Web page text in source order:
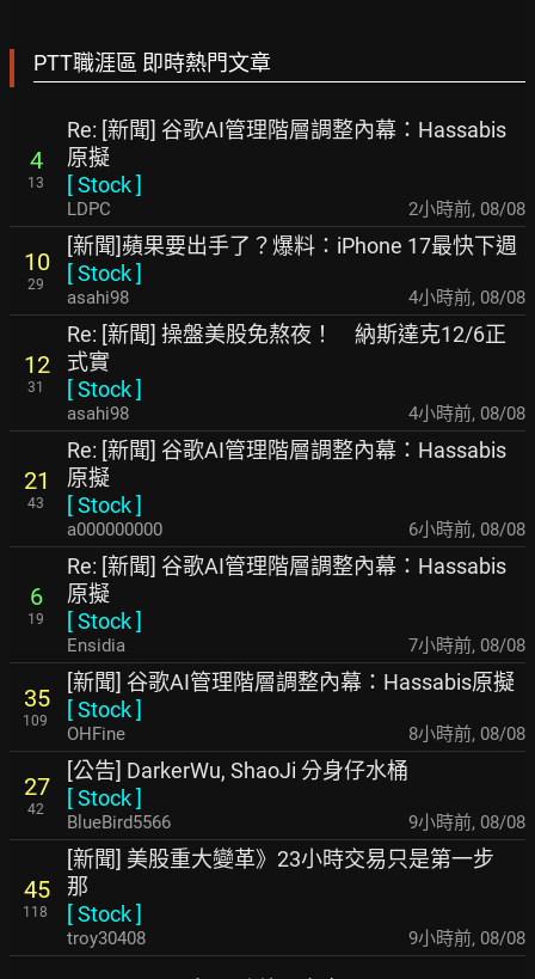
PTT職涯區 即時熱門文章
4
13
Re: [新聞] 谷歌AI管理階層調整內幕：Hassabis
原擬
[Stock]
LDPC 2小時前, 08/08
10
29
[新聞]蘋果要出手了？爆料：iPhone 17最快下週
[Stock]
asahi98 4小時前, 08/08
12
31
Re: [新聞] 操盤美股免熬夜！ 納斯達克12/6正
式實
[Stock]
asahi98 4小時前, 08/08
21
43
Re: [新聞] 谷歌AI管理階層調整內幕：Hassabis
原擬
[Stock]
a000000000 6小時前, 08/08
6
19
Re: [新聞] 谷歌AI管理階層調整內幕：Hassabis
原擬
[Stock]
Ensidia 7小時前, 08/08
35
109
[新聞] 谷歌AI管理階層調整內幕：Hassabis原擬
[Stock]
OHFine 8小時前, 08/08
27
42
[公告] DarkerWu, ShaoJi 分身仔水桶
[Stock]
BlueBird5566 9小時前, 08/08
45
118
[新聞] 美股重大變革》23小時交易只是第一步
那
[Stock]
troy30408 9小時前, 08/08